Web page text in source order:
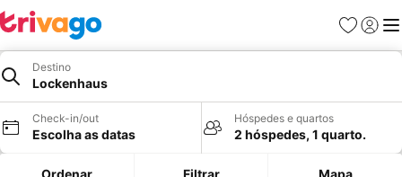
Favoritos
Iniciar
Destino
Lockenhaus
Check-in/out
Escolha as datas
Hóspedes e quartos
2 hóspedes, 1 quarto.
Ordenar Filtrar Mapa